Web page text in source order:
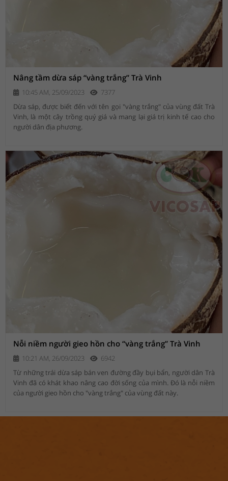
Nâng tầm dừa sáp “vàng trắng” Trà Vinh
10:45 AM, 25/09/2023
7377
Dừa sáp, được biết đến với tên gọi "vàng trắng" của vùng đất Trà
Vinh, là một cây trồng quý giá và mang lại giá trị kinh tế cao cho
người dân địa phương.
Nỗi niềm người gieo hồn cho “vàng trắng” Trà Vinh
10:21 AM, 26/09/2023
6942
Từ những trái dừa sáp bán ven đường đầy bụi bẩn, người dân Trà
Vinh đã có khát khao nâng cao đời sống của mình. Đó là nỗi niềm
của người gieo hồn cho "vàng trắng" của vùng đất này.